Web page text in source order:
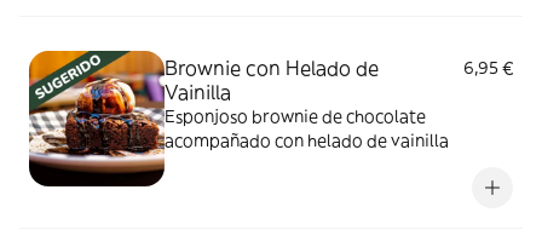
Brownie con Helado de
Vainilla
6,95 €
Esponjoso brownie de chocolate
acompañado con helado de vainilla